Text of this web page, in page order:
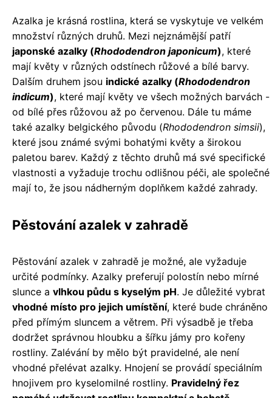
Azalka je krásná rostlina, která se vyskytuje ve velkém
množství různých druhů. Mezi nejznámější patří
japonské azalky (Rhododendron japonicum), které
mají květy v různých odstínech růžové a bílé barvy.
Dalším druhem jsou indické azalky (Rhododendron
indicum), které mají květy ve všech možných barvách -
od bílé přes růžovou až po červenou. Dále tu máme
také azalky belgického původu (Rhododendron simsii),
které jsou známé svými bohatými květy a širokou
paletou barev. Každý z těchto druhů má své specifické
vlastnosti a vyžaduje trochu odlišnou péči, ale společné
mají to, že jsou nádherným doplňkem každé zahrady.
Pěstování azalek v zahradě
Pěstování azalek v zahradě je možné, ale vyžaduje
určité podmínky. Azalky preferují polostín nebo mírné
slunce a vlhkou půdu s kyselým pH. Je důležité vybrat
vhodné místo pro jejich umístění, které bude chráněno
před přímým sluncem a větrem. Při výsadbě je třeba
dodržet správnou hloubku a šířku jámy pro kořeny
rostliny. Zalévání by mělo být pravidelné, ale není
vhodné přelévat azalky. Hnojení se provádí speciálním
hnojivem pro kyselomilné rostliny. Pravidelný řez